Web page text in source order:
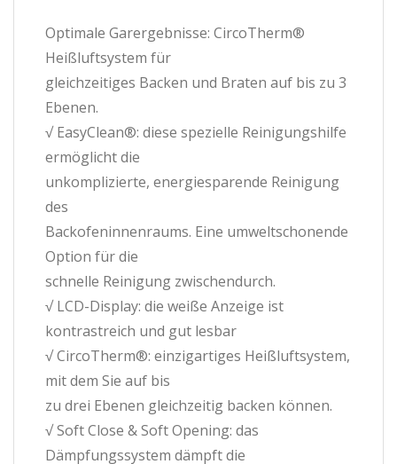
Optimale Garergebnisse: CircoTherm®
Heißluftsystem für
gleichzeitiges Backen und Braten auf bis zu 3
Ebenen.
√ EasyClean®: diese spezielle Reinigungshilfe
ermöglicht die
unkomplizierte, energiesparende Reinigung
des
Backofeninnenraums. Eine umweltschonende
Option für die
schnelle Reinigung zwischendurch.
√ LCD-Display: die weiße Anzeige ist
kontrastreich und gut lesbar
√ CircoTherm®: einzigartiges Heißluftsystem,
mit dem Sie auf bis
zu drei Ebenen gleichzeitig backen können.
√ Soft Close & Soft Opening: das
Dämpfungssystem dämpft die